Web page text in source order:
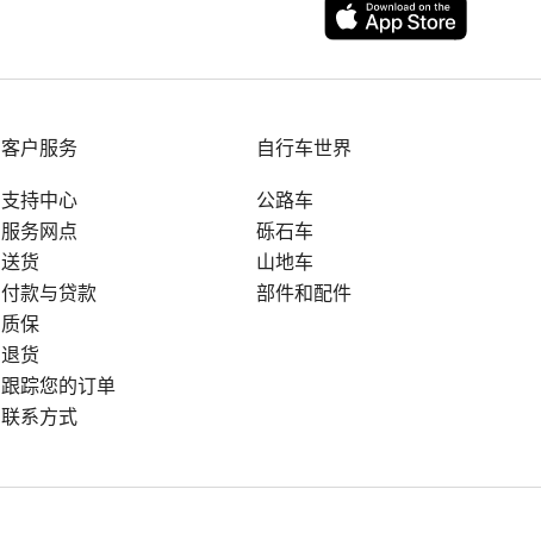
客户服务
支持中心
服务网点
送货
付款与贷款
质保
退货
跟踪您的订单
联系方式
自行车世界
公路车
砾石车
山地车
部件和配件